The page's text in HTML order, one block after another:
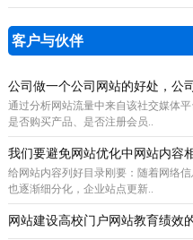
客户与伙伴
公司做一个公司网站的好处，公
通过分析网站流量中来自该社交媒体
是否购买产品、是否注册会员..
我们要避免网站优化中网站内容
给网站内容列好目录刚要：随着网络
也逐渐细分化，企业站点更新..
网站建设高校门户网站教育绩效